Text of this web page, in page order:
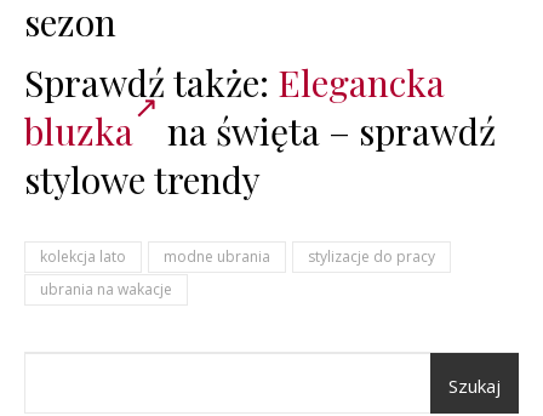
sezon
Sprawdź także: Elegancka
bluzka
na święta – sprawdź
stylowe trendy
kolekcja lato modne ubrania
stylizacje do pracy
ubrania na wakacje
Szukaj